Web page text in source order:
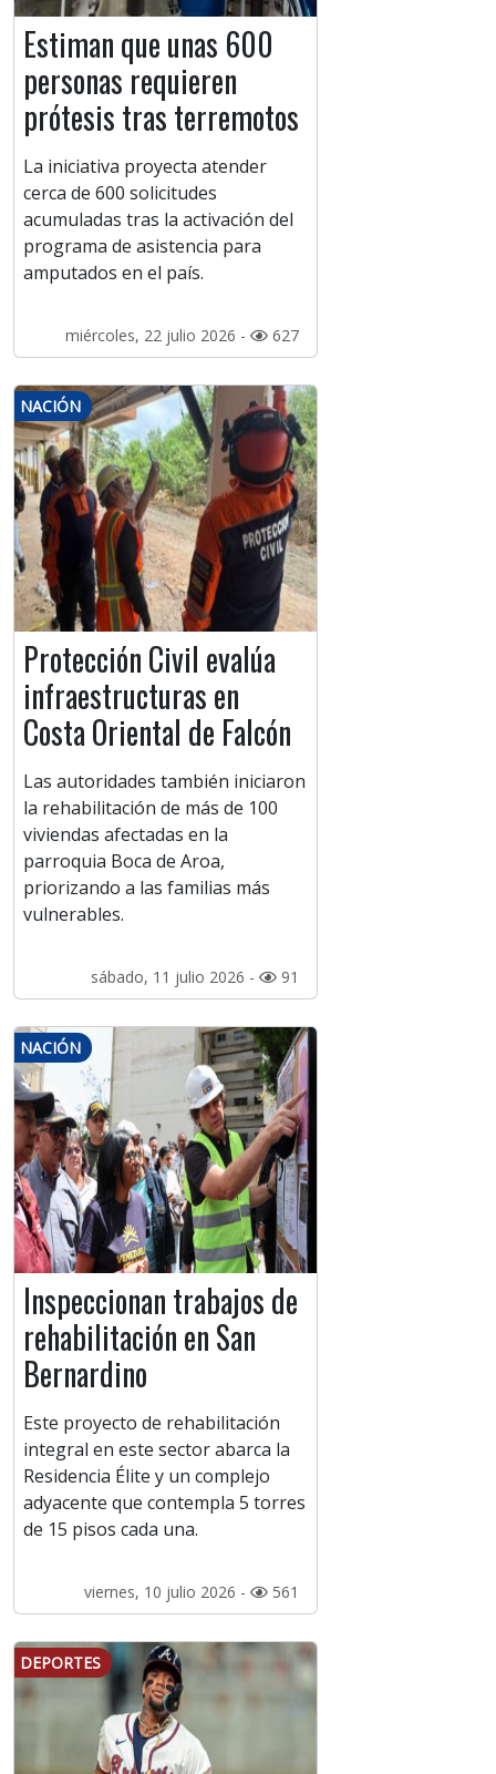
Estiman que unas 600
personas requieren
prótesis tras terremotos
La iniciativa proyecta atender
cerca de 600 solicitudes
acumuladas tras la activación del
programa de asistencia para
amputados en el país.
miércoles, 22 julio 2026 - 627
NACIÓN
Protección Civil evalúa
infraestructuras en
Costa Oriental de Falcón
Las autoridades también iniciaron
la rehabilitación de más de 100
viviendas afectadas en la
parroquia Boca de Aroa,
priorizando a las familias más
vulnerables.
sábado, 11 julio 2026 - 91
NACIÓN
Inspeccionan trabajos de
rehabilitación en San
Bernardino
Este proyecto de rehabilitación
integral en este sector abarca la
Residencia Élite y un complejo
adyacente que contempla 5 torres
de 15 pisos cada una.
viernes, 10 julio 2026 - 561
DEPORTES